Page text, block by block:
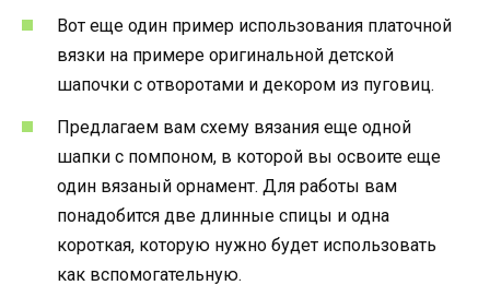
Вот еще один пример использования платочной
вязки на примере оригинальной детской
шапочки с отворотами и декором из пуговиц.
Предлагаем вам схему вязания еще одной
шапки с помпоном, в которой вы освоите еще
один вязаный орнамент. Для работы вам
понадобится две длинные спицы и одна
короткая, которую нужно будет использовать
как вспомогательную.